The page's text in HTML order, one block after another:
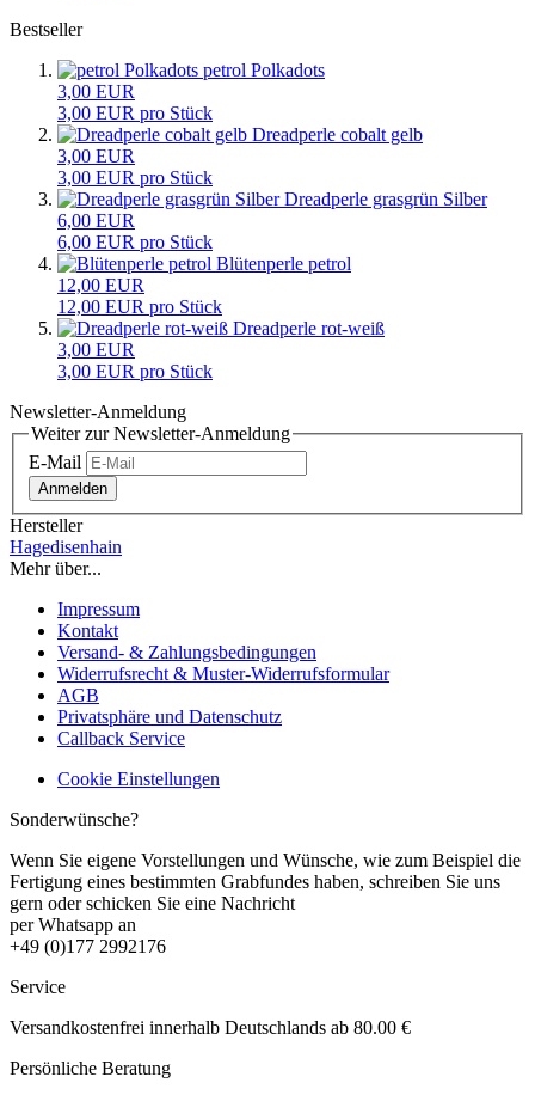
Bestseller
petrol Polkadots
3,00 EUR
3,00 EUR pro Stück
Dreadperle cobalt gelb
3,00 EUR
3,00 EUR pro Stück
Dreadperle grasgrün Silber
6,00 EUR
6,00 EUR pro Stück
Blütenperle petrol
12,00 EUR
12,00 EUR pro Stück
Dreadperle rot-weiß
3,00 EUR
3,00 EUR pro Stück
Newsletter-Anmeldung
Weiter zur Newsletter-Anmeldung
E-Mail
Anmelden
Hersteller
Hagedisenhain
Mehr über...
Impressum
Kontakt
Versand- & Zahlungsbedingungen
Widerrufsrecht & Muster-Widerrufsformular
AGB
Privatsphäre und Datenschutz
Callback Service
Cookie Einstellungen
Sonderwünsche?
Wenn Sie eigene Vorstellungen und Wünsche, wie zum Beispiel die
Fertigung eines bestimmten Grabfundes haben, schreiben Sie uns
gern oder schicken Sie eine Nachricht
per Whatsapp an
+49 (0)177 2992176
Service
Versandkostenfrei innerhalb Deutschlands ab 80.00 €
Persönliche Beratung